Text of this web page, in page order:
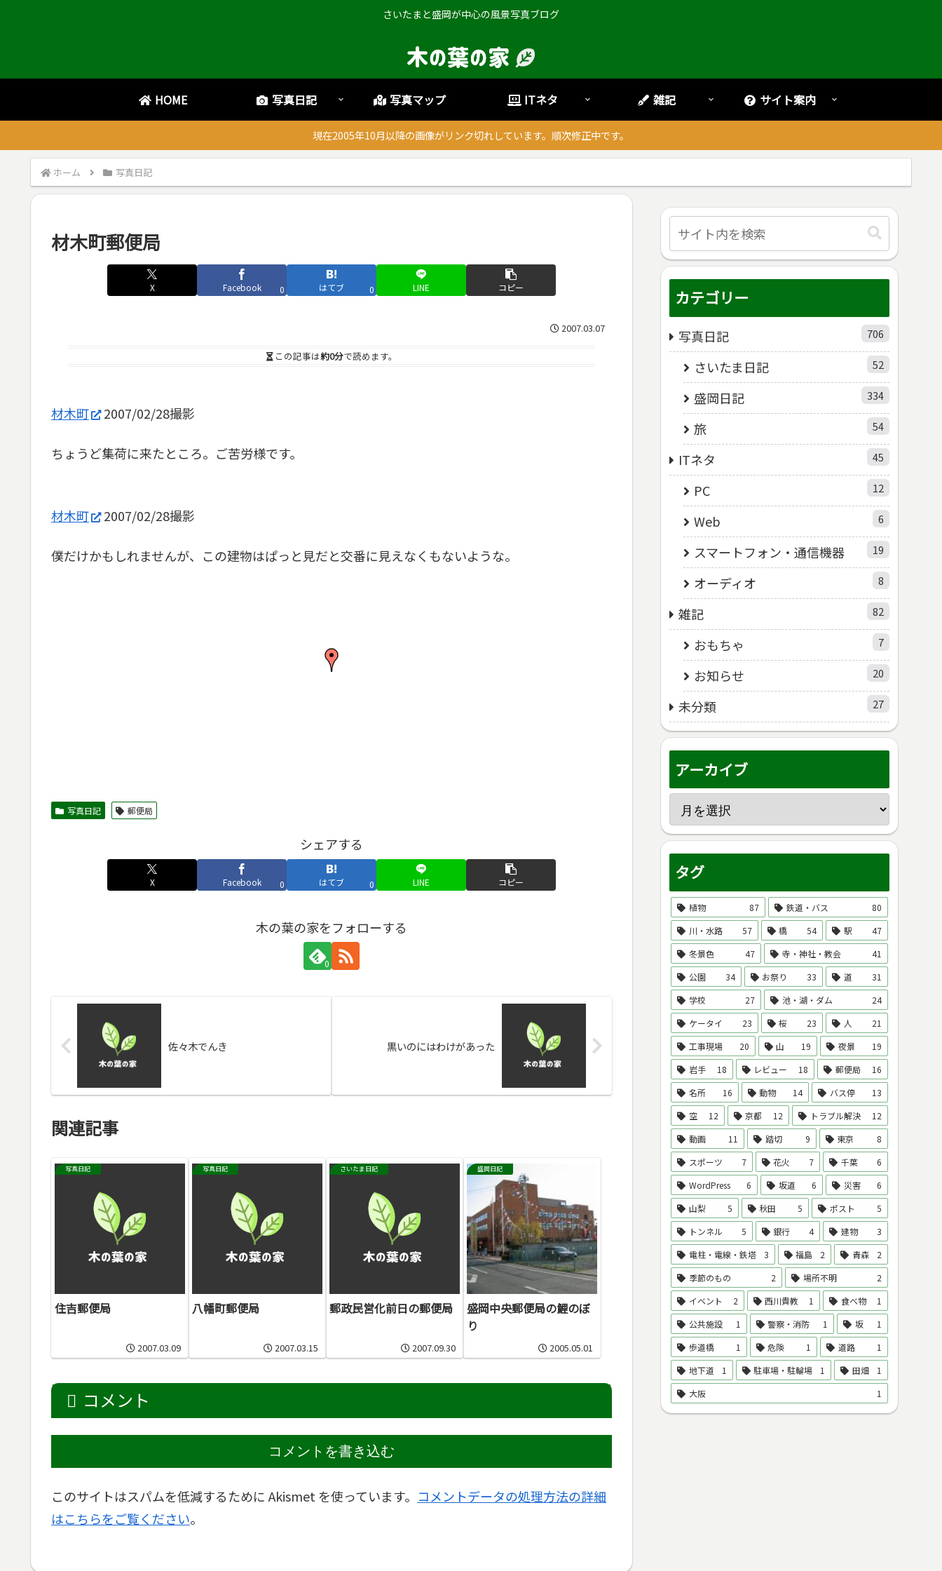
さいたまと盛岡が中心の風景写真ブログ
HOME 写真日記 写真マップ ITネタ 雑記 サイト案内
現在2005年10月以降の画像がリンク切れしています。順次修正中です。
ホーム 写真日記
材木町郵便局
X Facebook 0 はてブ 0 LINE コピー
2007.03.07
この記事は約0分で読めます。
材木町 2007/02/28撮影
ちょうど集荷に来たところ。ご苦労様です。
材木町 2007/02/28撮影
僕だけかもしれませんが、この建物はぱっと見だと交番に見えなくもないような。
写真日記 郵便局
シェアする
X Facebook 0 はてブ 0 LINE コピー
木の葉の家をフォローする
0
佐々木でんき 黒いのにはわけがあった
関連記事
写真日記
住吉郵便局
2007.03.09
写真日記
八幡町郵便局
2007.03.15
さいたま日記
郵政民営化前日の郵便局
2007.09.30
盛岡日記
盛岡中央郵便局の鯉のぼ
り
2005.05.01
コメント
コメントを書き込む
このサイトはスパムを低減するために Akismet を使っています。 コメントデータの処理方法の詳細
はこちらをご覧ください。
カテゴリー
写真日記 706
さいたま日記 52
盛岡日記 334
旅 54
ITネタ 45
PC 12
Web 6
スマートフォン・通信機器 19
オーディオ 8
雑記 82
おもちゃ 7
お知らせ 20
未分類 27
アーカイブ
タグ
植物 87 鉄道・バス
80
川・水路
57 橋 54 駅
47
冬景色
47 寺・神社・教会
41
公園
34 お祭り 33 道
31
学校
27 池・湖・ダム
24
ケータイ
23 桜 23 人
21
工事現場
20 山 19 夜景
19
岩手
18 レビュー 18 郵便局
16
名所
16 動物 14 バス停
13
空
12 京都 12 トラブル解決
12
動画
11 踏切 9 東京
8
スポーツ
7 花火 7 千葉
6
WordPress
6 坂道 6 災害
6
山梨
5 秋田 5 ポスト
5
トンネル
5 銀行 4 建物
3
電柱・電線・鉄塔
3 福島 2 青森
2
季節のもの
2 場所不明
2
イベント
2 西川貴教 1 食べ物
1
公共施設
1 警察・消防 1 坂
1
歩道橋
1 危険 1 道路
1
地下道
1 駐車場・駐輪場 1 田畑
1
大阪
1